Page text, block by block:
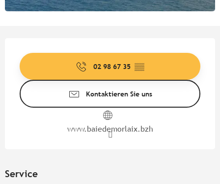
02 98 67 35 ▒▒
Kontaktieren Sie uns
www.baiedemorlaix.bzh
Service